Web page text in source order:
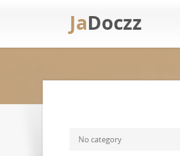
JaDoczz
No category